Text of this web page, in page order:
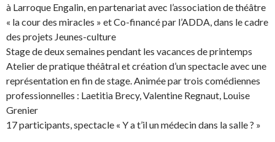
à Larroque Engalin, en partenariat avec l’association de théâtre
« la cour des miracles » et Co-financé par l’ADDA, dans le cadre
des projets Jeunes-culture
Stage de deux semaines pendant les vacances de printemps
Atelier de pratique théâtral et création d’un spectacle avec une
représentation en fin de stage. Animée par trois comédiennes
professionnelles : Laetitia Brecy, Valentine Regnaut, Louise
Grenier
17 participants, spectacle « Y a t’il un médecin dans la salle ? »